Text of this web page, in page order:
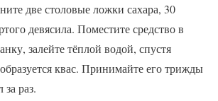
две столовые ложки сахара, 30
девясила. Поместите средство в
залейте тёплой водой, спустя
квас. Принимайте его трижды
раз.